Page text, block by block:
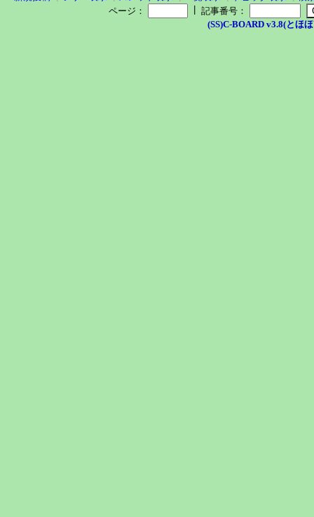
ページ：
記事番号：
(SS)C-BOARD v3.8(とほ